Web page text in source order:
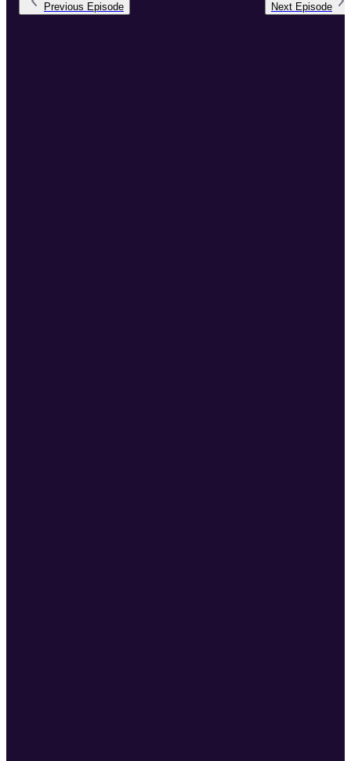
Previous Episode Next Episode